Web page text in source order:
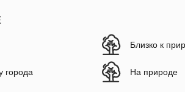
Близко к
города На природе